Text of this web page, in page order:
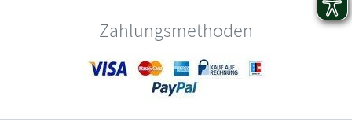
Zahlungsmethoden